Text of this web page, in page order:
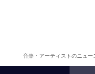
音楽・アーティストのニュ